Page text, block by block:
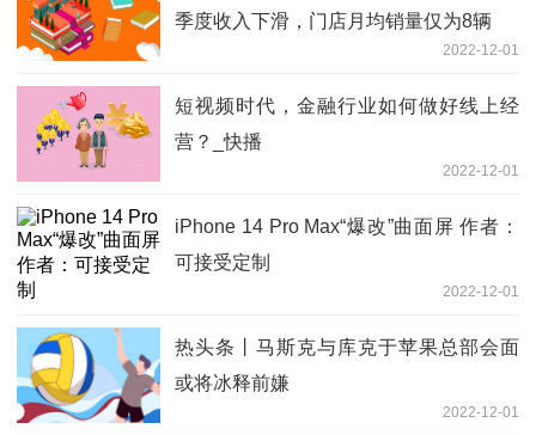
季度收入下滑，门店月均销量仅为8辆
2022-12-01
短视频时代，金融行业如何做好线上经
营？_快播
2022-12-01
iPhone 14 Pro Max“爆改”曲面屏 作者：
可接受定制
2022-12-01
热头条丨马斯克与库克于苹果总部会面
或将冰释前嫌
2022-12-01